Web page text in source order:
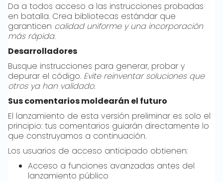
Da a todos acceso a las instrucciones probadas
en batalla. Crea bibliotecas estándar que
garanticen calidad uniforme y una incorporación
más rápida.
Desarrolladores
Busque instrucciones para generar, probar y
depurar el código. Evite reinventar soluciones que
otros ya han validado.
Sus comentarios moldearán el futuro
El lanzamiento de esta versión preliminar es solo el
principio: tus comentarios guiarán directamente lo
que construyamos a continuación.
Los usuarios de acceso anticipado obtienen:
Acceso a funciones avanzadas antes del
lanzamiento público